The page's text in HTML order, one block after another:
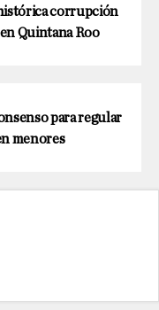
corrupción
Quintana Roo
para regular
menores